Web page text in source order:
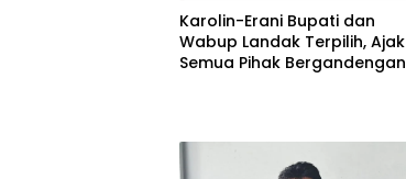
Karolin-Erani Bupati dan
Wabup Landak Terpilih, Ajak
Semua Pihak Bergandengan